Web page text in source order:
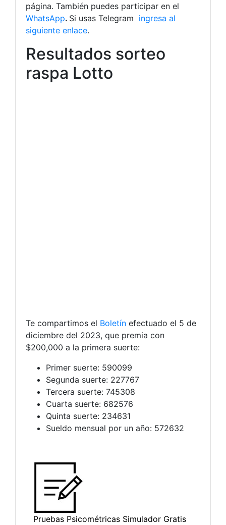
página. También puedes participar en el
WhatsApp. Si usas Telegram ingresa al
siguiente enlace.
Resultados sorteo
raspa Lotto
Te compartimos el Boletín efectuado el 5 de
diciembre del 2023, que premia con
$200,000 a la primera suerte:
Primer suerte: 590099
Segunda suerte: 227767
Tercera suerte: 745308
Cuarta suerte: 682576
Quinta suerte: 234631
Sueldo mensual por un año: 572632